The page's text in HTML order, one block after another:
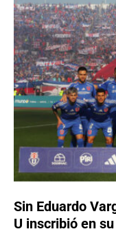
Sin Eduardo
U inscribió en